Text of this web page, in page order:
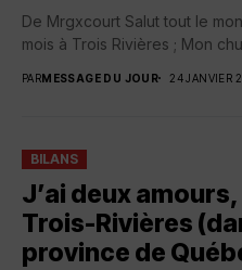
De Mrgxcourt Salut tout le
mois à Trois Rivières ; Mon
PARMESSAGE DU JOUR 24 JANVIER
BILANS
J’ai deux
Trois-Rivières
province de